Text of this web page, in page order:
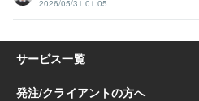
2026/05/31 01:05